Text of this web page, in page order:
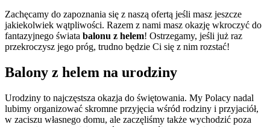
Zachęcamy do zapoznania się z naszą ofertą jeśli masz jeszcze
jakiekolwiek wątpliwości. Razem z nami masz okazję wkroczyć do
fantazyjnego świata balonu z helem! Ostrzegamy, jeśli już raz
przekroczysz jego próg, trudno będzie Ci się z nim rozstać!
Balony z helem na urodziny
Urodziny to najczęstsza okazja do świętowania. My Polacy nadal
lubimy organizować skromne przyjęcia wśród rodziny i przyjaciół,
w zaciszu własnego domu, ale zaczęliśmy także wychodzić poza